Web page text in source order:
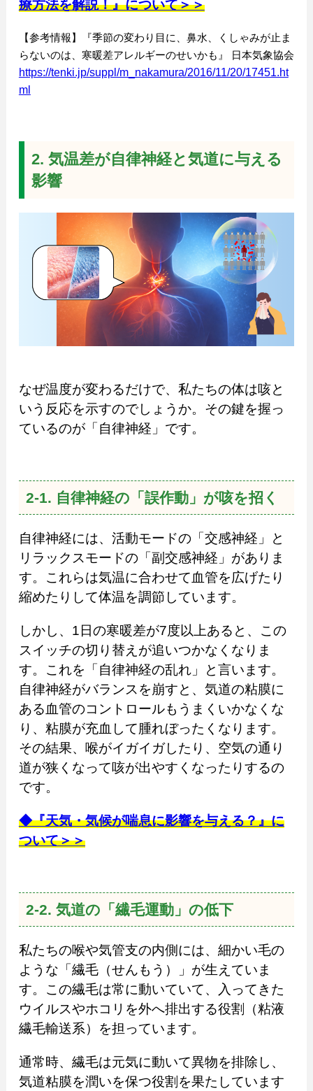
療方法を解説！』について＞＞
【参考情報】『季節の変わり目に、鼻水、くしゃみが止ま
らないのは、寒暖差アレルギーのせいかも』 日本気象協会
https://tenki.jp/suppl/m_nakamura/2016/11/20/17451.ht
ml
2. 気温差が自律神経と気道に与える
影響
なぜ温度が変わるだけで、私たちの体は咳と
いう反応を示すのでしょうか。その鍵を握っ
ているのが「自律神経」です。
2-1. 自律神経の「誤作動」が咳を招く
自律神経には、活動モードの「交感神経」と
リラックスモードの「副交感神経」がありま
す。これらは気温に合わせて血管を広げたり
縮めたりして体温を調節しています。
しかし、1日の寒暖差が7度以上あると、この
スイッチの切り替えが追いつかなくなりま
す。これを「自律神経の乱れ」と言います。
自律神経がバランスを崩すと、気道の粘膜に
ある血管のコントロールもうまくいかなくな
り、粘膜が充血して腫れぼったくなります。
その結果、喉がイガイガしたり、空気の通り
道が狭くなって咳が出やすくなったりするの
です。
◆『天気・気候が喘息に影響を与える？』に
ついて＞＞
2-2. 気道の「繊毛運動」の低下
私たちの喉や気管支の内側には、細かい毛の
ような「繊毛（せんもう）」が生えていま
す。この繊毛は常に動いていて、入ってきた
ウイルスやホコリを外へ排出する役割（粘液
繊毛輸送系）を担っています。
通常時、繊毛は元気に動いて異物を排除し、
気道粘膜を潤いを保つ役割を果たしています